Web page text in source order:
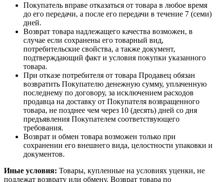
Покупатель вправе отказаться от товара в любое время
до его передачи, а после его передачи в течение 7 (семи)
дней.
Возврат товара надлежащего качества возможен, в
случае если сохранены его товарный вид,
потребительские свойства, а также документ,
подтверждающий факт и условия покупки указанного
товара.
При отказе потребителя от товара Продавец обязан
возвратить Покупателю денежную сумму, уплаченную
последнему по договору, за исключением расходов
продавца на доставку от Покупателя возвращенного
товара, не позднее чем через 10 (десять) дней со дня
предъявления Покупателем соответствующего
требования.
Возврат и обмен товара возможен только при
сохранении его внешнего вида, целостности упаковки и
документов.
Иные условия: Товары, купленные на условиях уценки, не
подлежат возврату или обмену. Возврат товара по